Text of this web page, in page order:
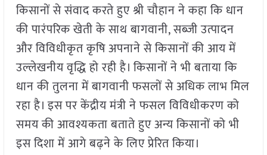
किसानों से संवाद करते हुए श्री चौहान ने कहा कि धान
की पारंपरिक खेती के साथ बागवानी, सब्जी उत्पादन
और विविधीकृत कृषि अपनाने से किसानों की आय में
उल्लेखनीय वृद्धि हो रही है। किसानों ने भी बताया कि
धान की तुलना में बागवानी फसलों से अधिक लाभ मिल
रहा है। इस पर केंद्रीय मंत्री ने फसल विविधीकरण को
समय की आवश्यकता बताते हुए अन्य किसानों को भी
इस दिशा में आगे बढ़ने के लिए प्रेरित किया।